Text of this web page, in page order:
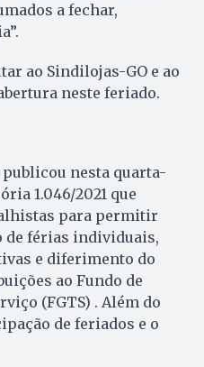
a fechar,
ao Sindilojas-GO e ao
neste feriado.
nesta quarta-
1.046/2021 que
para permitir
de férias individuais,
e diferimento do
ao Fundo de
(FGTS) . Além do
de feriados e o